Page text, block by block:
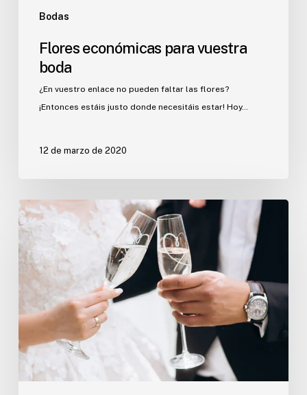
Bodas
Flores económicas para vuestra
boda
¿En vuestro enlace no pueden faltar las flores?
¡Entonces estáis justo donde necesitáis estar! Hoy…
12 de marzo de 2020
Tradiciones
nupciales
que
estamos
dejando
ver